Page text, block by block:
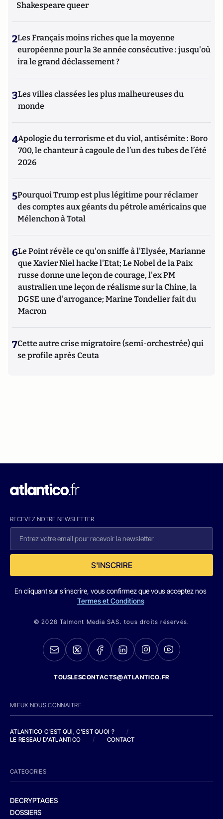
Shakespeare queer
2Les Français moins riches que la moyenne
européenne pour la 3e année consécutive : jusqu'où
ira le grand déclassement ?
3Les villes classées les plus malheureuses du
monde
4Apologie du terrorisme et du viol, antisémite : Boro
700, le chanteur à cagoule de l’un des tubes de l’été
2026
5Pourquoi Trump est plus légitime pour réclamer
des comptes aux géants du pétrole américains que
Mélenchon à Total
6Le Point révèle ce qu'on sniffe à l'Elysée, Marianne
que Xavier Niel hacke l'Etat; Le Nobel de la Paix
russe donne une leçon de courage, l'ex PM
australien une leçon de réalisme sur la Chine, la
DGSE une d'arrogance; Marine Tondelier fait du
Macron
7Cette autre crise migratoire (semi-orchestrée) qui
se profile après Ceuta
RECEVEZ NOTRE NEWSLETTER
S'INSCRIRE
En cliquant sur s'inscrire, vous confirmez que vous acceptez nos
Termes et Conditions
© 2026 Talmont Media SAS. tous droits réservés.
TOUSLESCONTACTS@ATLANTICO.FR
MIEUX NOUS CONNAITRE
ATLANTICO C'EST QUI, C'EST QUOI ?
/
LE RESEAU D'ATLANTICO
/ CONTACT
CATEGORIES
DECRYPTAGES
DOSSIERS